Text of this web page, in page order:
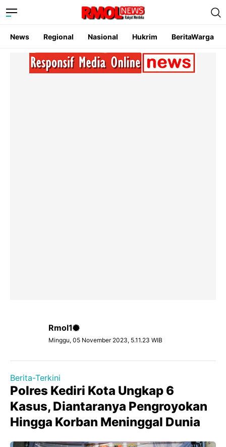
News Regional Nasional Hukrim BeritaWarga
Rmol1
Minggu, 05 November 2023, 5.11.23 WIB
Berita-Terkini
Polres Kediri Kota Ungkap 6
Kasus, Diantaranya Pengroyokan
Hingga Korban Meninggal Dunia